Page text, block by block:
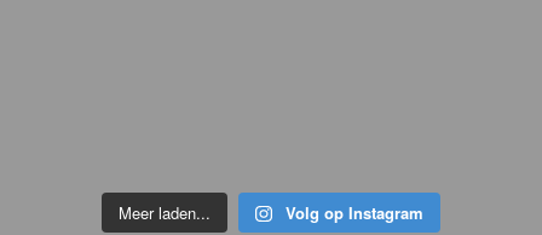
Meer laden... Volg op Instagram